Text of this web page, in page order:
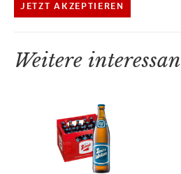
JETZT AKZEPTIEREN
Weitere